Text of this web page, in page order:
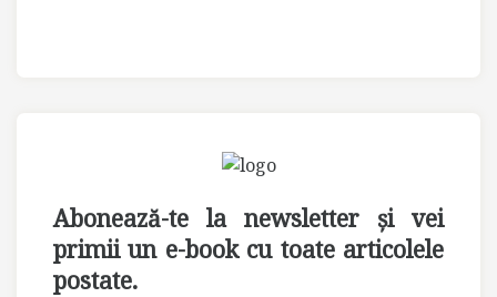
Abonează-te la newsletter și vei
primii un e-book cu toate articolele
postate.